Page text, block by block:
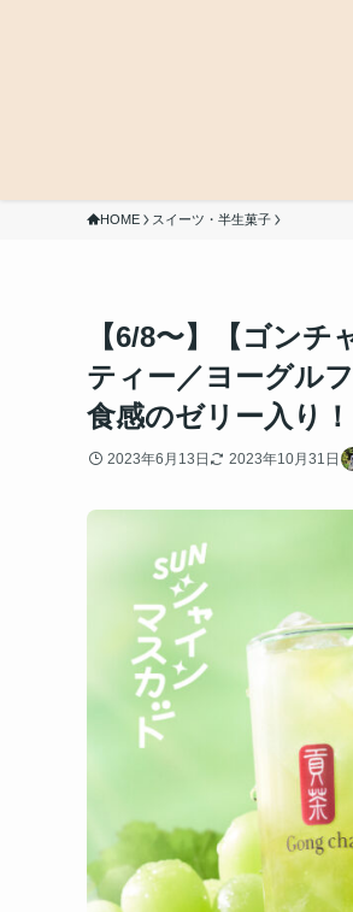
HOME スイーツ・半生菓子
【6/8〜】【ゴン
ティー／ヨーグル
食感のゼリー入り！
2023年6月13日 2023年10月31日